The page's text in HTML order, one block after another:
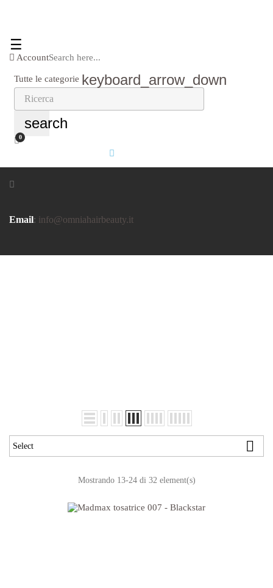
navigazione
Toggle
☰
AccountSearch here...
Tutte le categorie keyboard_arrow_down
search
0
Email: info@omniahairbeauty.it
Select 
Mostrando 13-24 di 32 element(s)